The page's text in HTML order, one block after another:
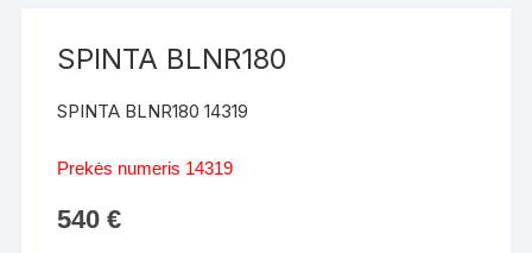
SPINTA BLNR180
SPINTA BLNR180 14319
Prekės numeris 14319
540€